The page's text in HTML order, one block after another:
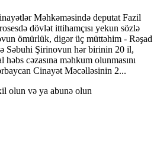
Məhkəməsində deputat Fazil
dövlət ittihamçısı yekun sözlə
ömürlük, digər üç müttəhim - Rəşad
Səbuhi Şirinovun hər birinin 20 il,
cəzasına məhkum olunmasını
Cinayət Məcəlləsinin 2...
olun və ya abunə olun